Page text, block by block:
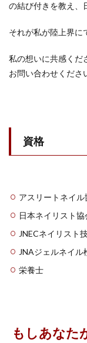
の結び付きを教え、
それが私が陸上界に
私の想いに共感くだ
お問い合わせくださ
資格
アスリートネイ
日本ネイリスト協
JNECネイリスト
JNAジェルネイル
栄養士
もしあなた